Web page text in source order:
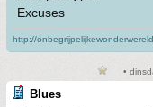
Excuses
http://
•
Blues